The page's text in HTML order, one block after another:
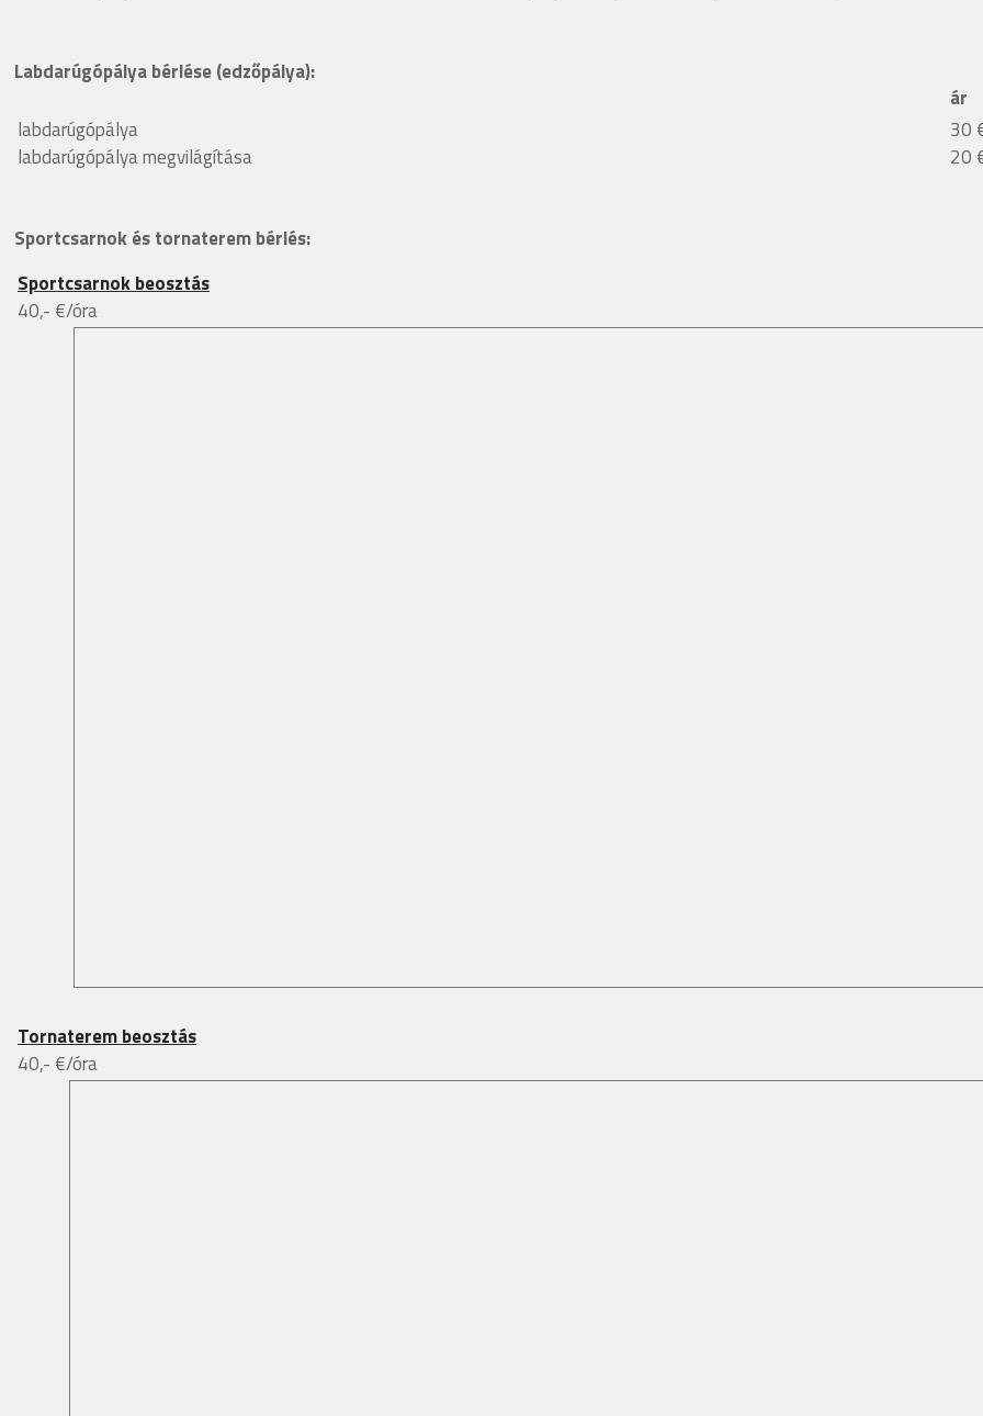
Labdarúgópálya bérlése (edzőpálya):
ár
labdarúgópálya
30
labdarúgópálya megvilágítása
20
Sportcsarnok és tornaterem bérlés:
Sportcsarnok beosztás
40,- €/óra
Tornaterem beosztás
40,- €/óra